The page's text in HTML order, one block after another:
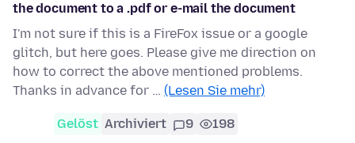
the document to a .pdf or e-mail the document
I'm not sure if this is a FireFox issue or a google
glitch, but here goes. Please give me direction on
how to correct the above mentioned problems.
Thanks in advance for … (Lesen Sie mehr)
Gelöst Archiviert 9 198